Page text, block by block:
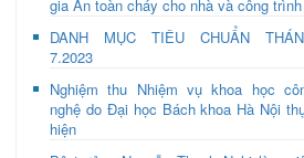
gia An toàn cháy cho nhà và công trình
DANH MỤC TIÊU CHUẨN
7.2023
Nghiệm thu Nhiệm vụ khoa học
nghệ do Đại học Bách khoa Hà Nội
hiện